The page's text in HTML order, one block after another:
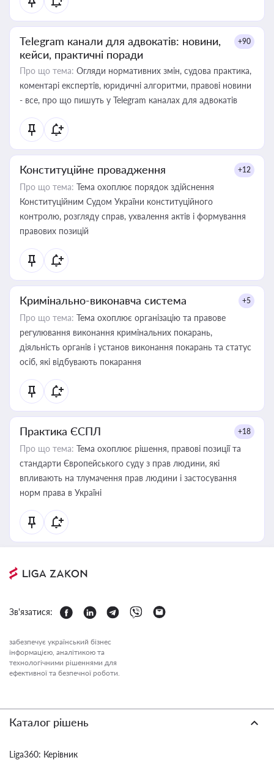
Telegram канали для адвокатів: новини,
кейси, практичні поради
+90
Про що тема: Огляди нормативних змін, судова практика,
коментарі експертів, юридичні алгоритми, правові новини
- все, про що пишуть у Telegram каналах для адвокатів
Конституційне провадження +12
Про що тема: Тема охоплює порядок здійснення
Конституційним Судом України конституційного
контролю, розгляду справ, ухвалення актів і формування
правових позицій
Кримінально-виконавча система +5
Про що тема: Тема охоплює організацію та правове
регулювання виконання кримінальних покарань,
діяльність органів і установ виконання покарань та статус
осіб, які відбувають покарання
Практика ЄСПЛ +18
Про що тема: Тема охоплює рішення, правові позиції та
стандарти Європейського суду з прав людини, які
впливають на тлумачення прав людини і застосування
норм права в Україні
Зв'язатися:
забезпечує український бізнес
інформацією, аналітикою та
технологічними рішеннями для
ефективної та безпечної роботи.
Каталог рішень
Liga360: Керівник